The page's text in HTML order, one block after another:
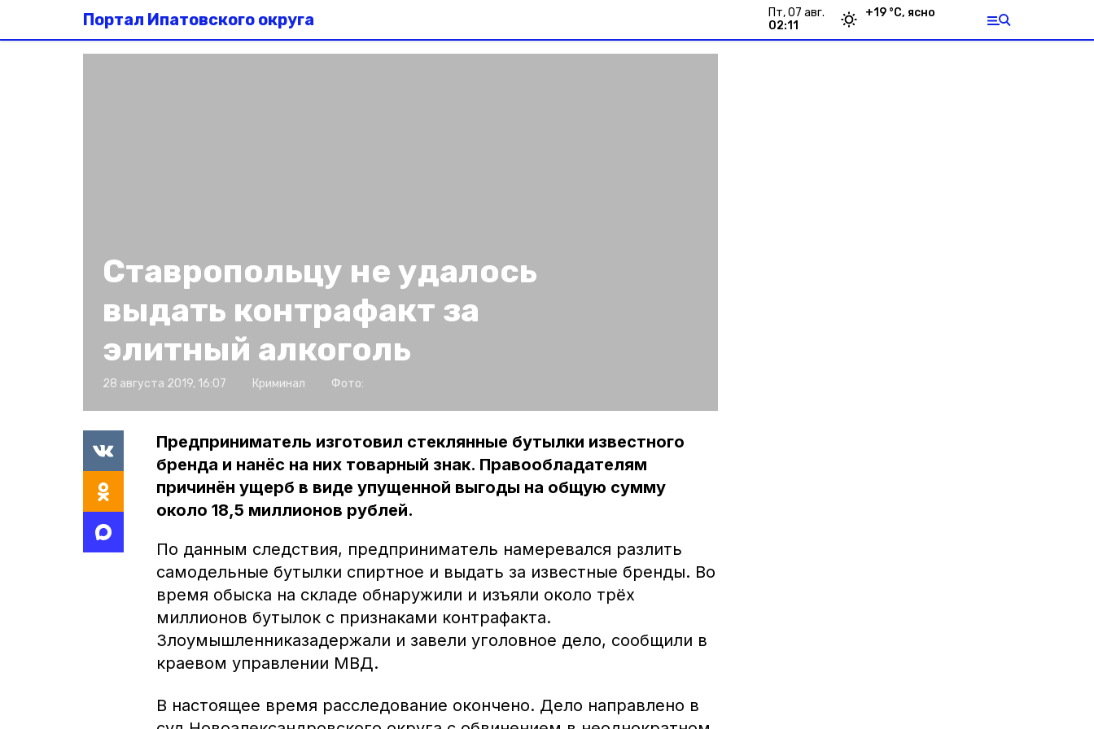
Портал Ипатовского округа
пт, 07 авг.
02:11
+19 °С, ясно
Ставропольцу не удалось
выдать контрафакт за
элитный алкоголь
28 августа 2019, 16:07 Криминал Фото:
Предприниматель изготовил стеклянные бутылки известного
бренда и нанёс на них товарный знак. Правообладателям
причинён ущерб в виде упущенной выгоды на общую сумму
около 18,5 миллионов рублей.
По данным следствия, предприниматель намеревался разлить
самодельные бутылки спиртное и выдать за известные бренды. Во
время обыска на складе обнаружили и изъяли около трёх
миллионов бутылок с признаками контрафакта.
Злоумышленниказадержали и завели уголовное дело, сообщили в
краевом управлении МВД.
В настоящее время расследование окончено. Дело направлено в